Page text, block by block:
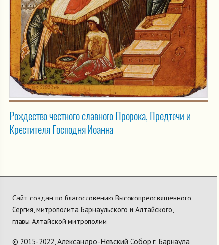
Рождество честного славного Пророка, Предтечи и
Крестителя Господня Иоанна
Сайт создан по благословению Высокопреосвященного
Сергия, митрополита Барнаульского и Алтайского,
главы Алтайской митрополии
© 2015-2022,Александро-Невский Собор г. Барнаула